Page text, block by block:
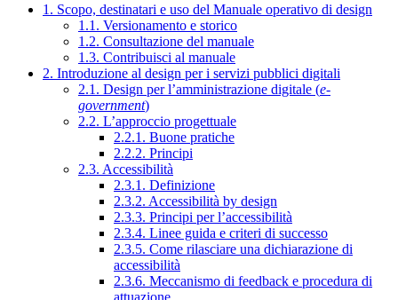
1. Scopo, destinatari e uso del Manuale operativo di design
1.1. Versionamento e storico
1.2. Consultazione del manuale
1.3. Contribuisci al manuale
2. Introduzione al design per i servizi pubblici digitali
2.1. Design per l’amministrazione digitale (e-
government)
2.2. L’approccio progettuale
2.2.1. Buone pratiche
2.2.2. Principi
2.3. Accessibilità
2.3.1. Definizione
2.3.2. Accessibilità by design
2.3.3. Principi per l’accessibilità
2.3.4. Linee guida e criteri di successo
2.3.5. Come rilasciare una dichiarazione di
accessibilità
2.3.6. Meccanismo di feedback e procedura di
attuazione